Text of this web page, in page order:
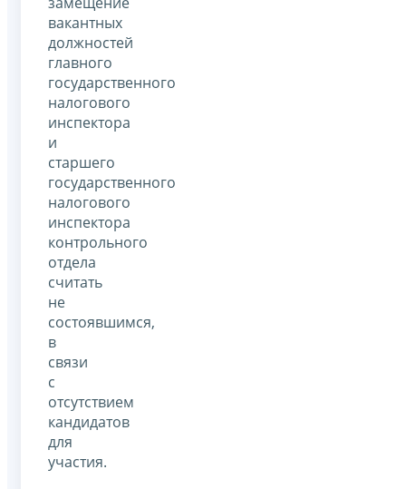
вакантных
должностей
главного
государственного
налогового
инспектора
и
старшего
государственного
налогового
инспектора
контрольного
отдела
считать
не
состоявшимся,
в
связи
с
отсутствием
кандидатов
для
участия.